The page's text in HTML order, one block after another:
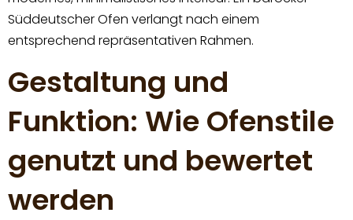
Süddeutscher Ofen verlangt nach einem
entsprechend repräsentativen Rahmen.
Gestaltung und
Funktion: Wie Ofenstile
genutzt und bewertet
werden